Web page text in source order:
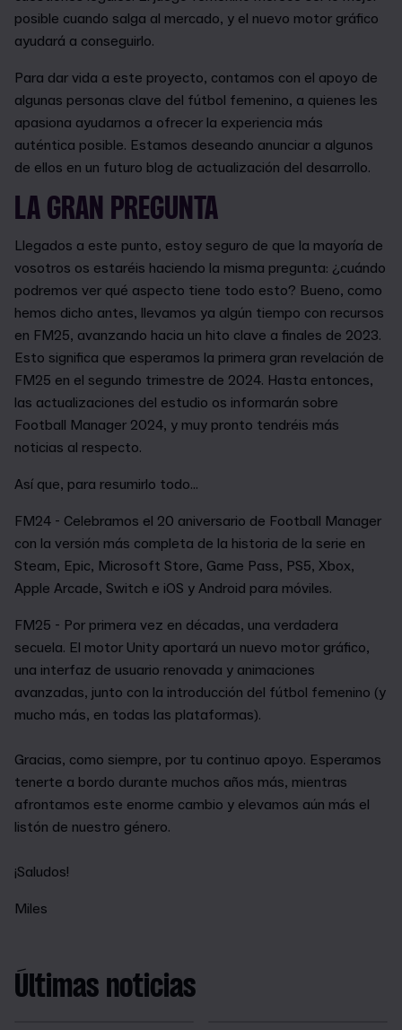
posible cuando salga al mercado, y el nuevo motor gráfico
ayudará a conseguirlo.
Para dar vida a este proyecto, contamos con el apoyo de
algunas personas clave del fútbol femenino, a quienes les
apasiona ayudarnos a ofrecer la experiencia más
auténtica posible. Estamos deseando anunciar a algunos
de ellos en un futuro blog de actualización del desarrollo.
LA GRAN PREGUNTA
Llegados a este punto, estoy seguro de que la mayoría de
vosotros os estaréis haciendo la misma pregunta: ¿cuándo
podremos ver qué aspecto tiene todo esto? Bueno, como
hemos dicho antes, llevamos ya algún tiempo con recursos
en FM25, avanzando hacia un hito clave a finales de 2023.
Esto significa que esperamos la primera gran revelación de
FM25 en el segundo trimestre de 2024. Hasta entonces,
las actualizaciones del estudio os informarán sobre
Football Manager 2024, y muy pronto tendréis más
noticias al respecto.
Así que, para resumirlo todo...
FM24 - Celebramos el 20 aniversario de Football Manager
con la versión más completa de la historia de la serie en
Steam, Epic, Microsoft Store, Game Pass, PS5, Xbox,
Apple Arcade, Switch e iOS y Android para móviles.
FM25 - Por primera vez en décadas, una verdadera
secuela. El motor Unity aportará un nuevo motor gráfico,
una interfaz de usuario renovada y animaciones
avanzadas, junto con la introducción del fútbol femenino (y
mucho más, en todas las plataformas).
Gracias, como siempre, por tu continuo apoyo. Esperamos
tenerte a bordo durante muchos años más, mientras
afrontamos este enorme cambio y elevamos aún más el
listón de nuestro género.
¡Saludos!
Miles
Últimas noticias